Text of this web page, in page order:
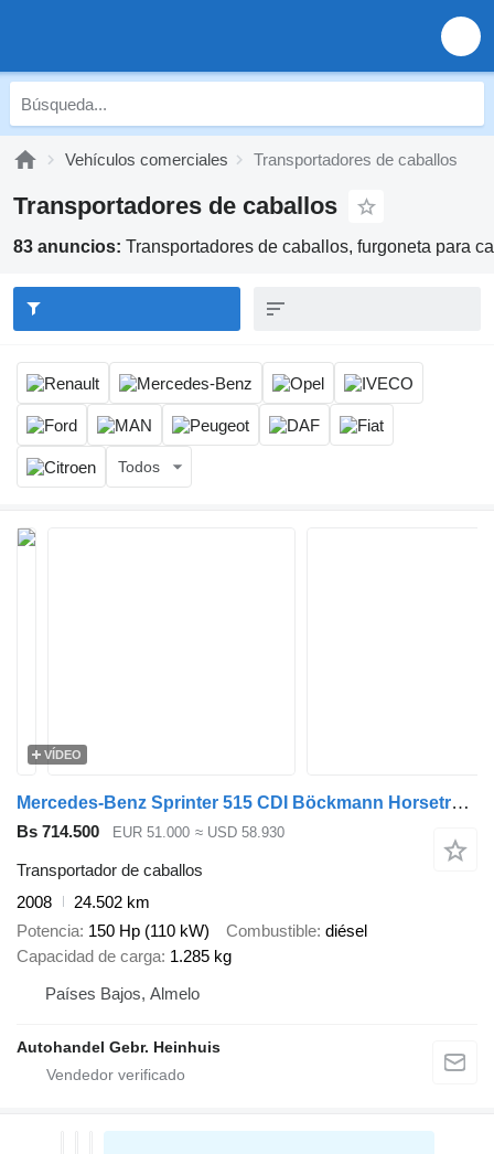
Vehículos comerciales Transportadores de caballos
Transportadores de caballos
83 anuncios: Transportadores de caballos, furgoneta para
Todos
VÍDEO
Mercedes-Benz Sprinter 515 CDI Böckmann Horsetruck 24.500 KM Topcondition!
Bs 714.500 EUR 51.000 ≈ USD 58.930
Transportador de caballos
2008
24.502 km
Potencia 150 Hp (110 kW) Combustible diésel
Capacidad de carga 1.285 kg
Países Bajos, Almelo
Autohandel Gebr. Heinhuis